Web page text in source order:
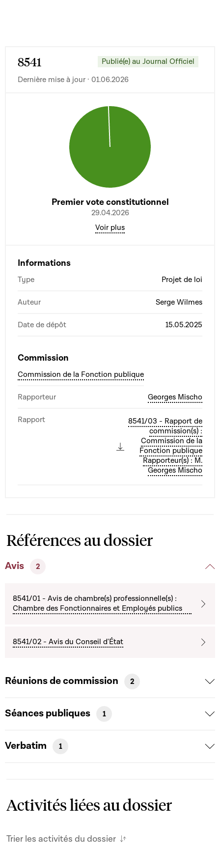
8541
Publié(e) au Journal Officiel
Dernière mise à jour · 01.06.2026
Premier vote constitutionnel
29.04.2026
Voir plus
Informations
Type Projet de loi
Auteur Serge Wilmes
Date de dépôt 15.05.2025
Commission
Commission de la Fonction publique
Rapporteur Georges Mischo
Rapport
8541/03 - Rapport de
commission(s) :
Commission de la
Fonction publique
Rapporteur(s) : M.
Georges Mischo
Références au dossier
Avis 2
8541/01 - Avis de chambre(s) professionnelle(s) :
Chambre des Fonctionnaires et Employés publics
8541/02 - Avis du Conseil d'État
Réunions de commission 2
Séances publiques 1
Verbatim 1
Activités liées au dossier
Trier les activités du dossier